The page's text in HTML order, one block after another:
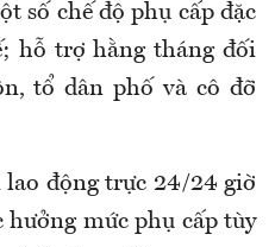
số chế độ phụ cấp đặc
hỗ trợ hằng tháng đối
tổ dân phố và cô đỡ
động trực 24/24 giờ
hưởng mức phụ cấp tùy